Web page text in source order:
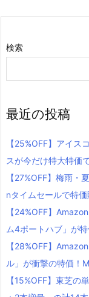
検索
最近の投稿
【25%OFF】アイス
スが今だけ特大特価
【27%OFF】梅雨
nタイムセールで特価
【24%OFF】
ム4ポートハブ」が
【28%OFF】
ル」が衝撃の特価！
【15%OFF】東芝の